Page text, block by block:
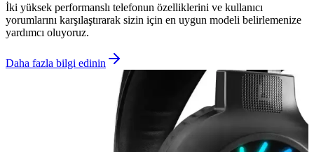
İki yüksek performanslı telefonun özelliklerini ve kullanıcı
yorumlarını karşılaştırarak sizin için en uygun modeli belirlemenize
yardımcı oluyoruz.
Daha fazla bilgi edinin